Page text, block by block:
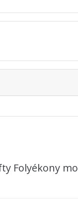
Folyékony